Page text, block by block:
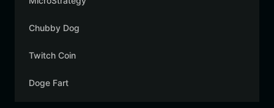
Chubby Dog
Twitch Coin
Doge Fart